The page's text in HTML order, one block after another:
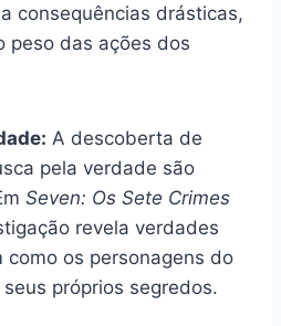
consequências drásticas,
peso das ações dos
A descoberta de
pela verdade são
Seven: Os Sete Crimes
revela verdades
como os personagens do
próprios segredos.